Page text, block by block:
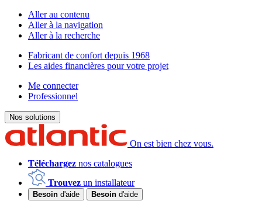
Aller au contenu
Aller à la navigation
Aller à la recherche
Fabricant de confort depuis 1968
Les aides financières pour votre projet
Me connecter
Professionnel
Nos solutions
On est bien chez vous.
Téléchargez nos catalogues
Trouvez un installateur
Besoin d'aide Besoin d'aide